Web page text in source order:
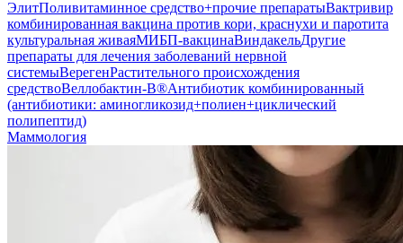
ЭлитПоливитаминное средство+прочие препаратыВактривир
комбинированная вакцина против кори, краснухи и паротита
культуральная живаяМИБП-вакцинаВиндакельДругие
препараты для лечения заболеваний нервной
системыВерегенРастительного происхождения
средствоВеллобактин-В®Антибиотик комбинированный
(антибиотики: аминогликозид+полиен+циклический
полипептид)
Маммология